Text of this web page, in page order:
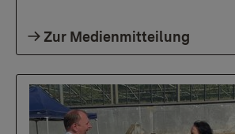
Zur Medienmitteilung